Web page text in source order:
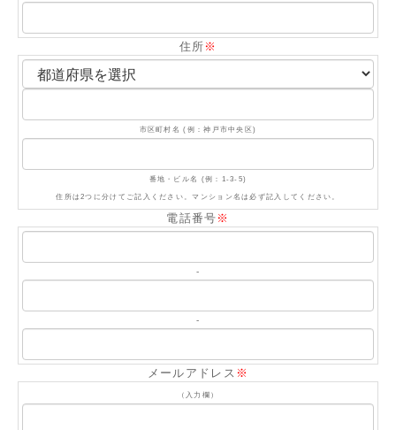
住所 ※
市区町村名 (例：神戸市中央区)
番地・ビル名 (例：1-3-5)
住所は2つに分けてご記入ください。マンション名は必ず記入してください。
電話番号 ※
-
-
メールアドレス ※
（入力欄）